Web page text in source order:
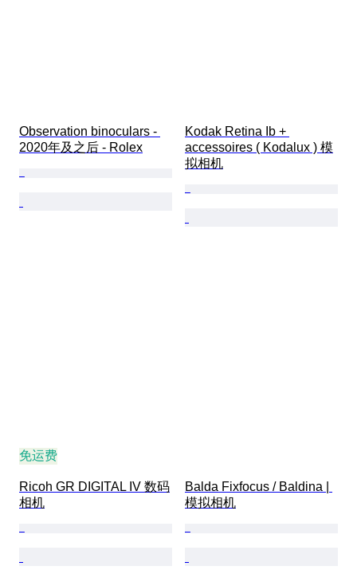
Observation binoculars -
2020年及之后 - Rolex
Kodak Retina Ib +
accessoires ( Kodalux ) 模
拟相机
免运费
Ricoh GR DIGITAL IV 数码
相机
Balda Fixfocus / Baldina |
模拟相机